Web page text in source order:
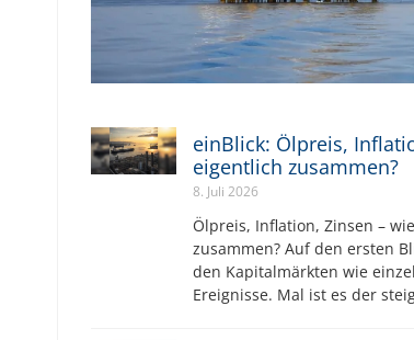
einBlick: Ölpreis,
eigentlich zusammen?
8. Juli 2026
Ölpreis, Inflation, Zinsen –
zusammen? Auf den ersten
den Kapitalmärkten wie
Ereignisse. Mal ist es der